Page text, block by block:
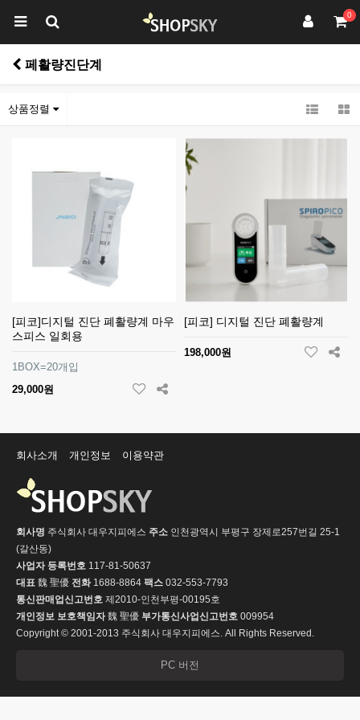
0
페활량진단계
상품정렬
[피코]디지털 진단 폐활량계 마우
스피스 일회용
1BOX=20개입
29,000원
[피코] 디지털 진단 폐활량계
198,000원
회사소개 개인정보 이용약관
회사명 주식회사 대우지피에스 주소 인천광역시 부평구 장제로257번길 25-1
(갈산동)
사업자 등록번호 117-81-50637
대표 魏 聖優 전화1688-8864 팩스 032-553-7793
통신판매업신고번호 제2010-인천부평-00195호
개인정보 보호책임자魏 聖優 부가통신사업신고번호 009954
Copyright © 2001-2013 주식회사 대우지피에스. All Rights Reserved.
PC 버전